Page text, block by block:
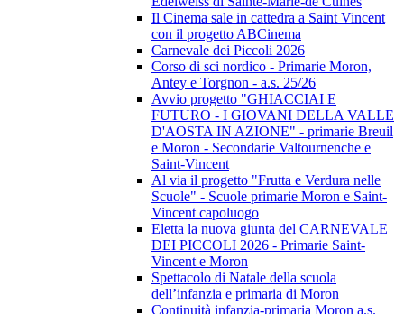
Il Cinema sale in cattedra a Saint Vincent
con il progetto ABCinema
Carnevale dei Piccoli 2026
Corso di sci nordico - Primarie Moron,
Antey e Torgnon - a.s. 25/26
Avvio progetto "GHIACCIAI E
FUTURO - I GIOVANI DELLA VALLE
D'AOSTA IN AZIONE" - primarie Breuil
e Moron - Secondarie Valtournenche e
Saint-Vincent
Al via il progetto "Frutta e Verdura nelle
Scuole" - Scuole primarie Moron e Saint-
Vincent capoluogo
Eletta la nuova giunta del CARNEVALE
DEI PICCOLI 2026 - Primarie Saint-
Vincent e Moron
Spettacolo di Natale della scuola
dell’infanzia e primaria di Moron
Continuità infanzia-primaria Moron a.s.